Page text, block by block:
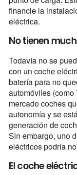
financie la
eléctrica.
No tienen
Todavía no se
con un coche
batería para no
automóviles
mercado coches
autonomía y se
generación de
Sin embargo, uno
eléctricos podría
El coche